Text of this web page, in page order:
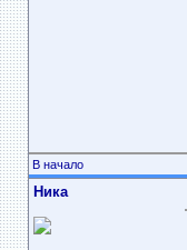
В начало
Ника